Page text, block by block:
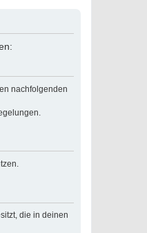
nachfolgenden
die in deinen